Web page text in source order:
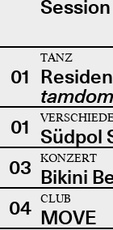
Session
01
TANZ
tamdom
01 Südpol
03
KONZERT
Bikini
04
CLUB
MOVE